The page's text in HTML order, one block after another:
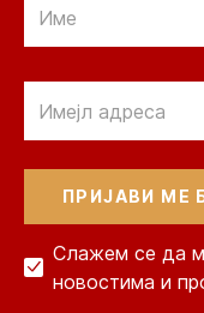
Слажем се да
новостима и